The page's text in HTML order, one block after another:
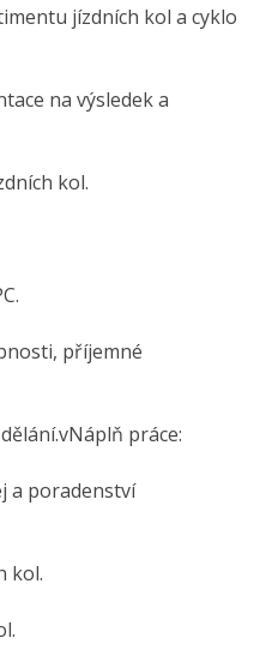
jízdních kol a cyklo
na výsledek a
kol.
příjemné
práce:
a poradenství
kol.